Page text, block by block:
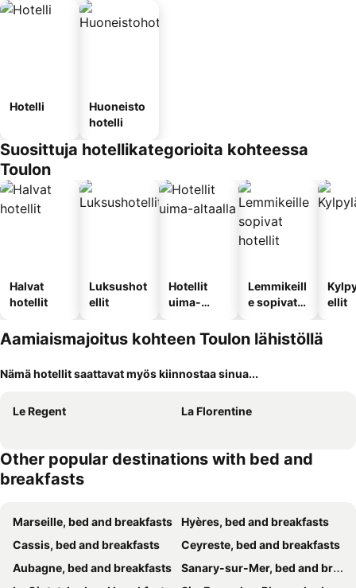
Hotelli
Huoneisto
hotelli
Suosittuja hotellikategorioita kohteessa
Toulon
Halvat
hotellit
Luksushot
ellit
Hotellit
uima-
Lemmikeill
e sopivat
ellit
Aamiaismajoitus kohteen Toulon lähistöllä
Nämä hotellit saattavat myös kiinnostaa sinua...
Le Regent La Florentine
Other popular destinations with bed and
breakfasts
Marseille, bed and breakfasts
Hyères, bed and breakfasts
Cassis, bed and breakfasts
Ceyreste, bed and breakfasts
Aubagne, bed and breakfasts
Sanary-sur-Mer, bed and breakfasts